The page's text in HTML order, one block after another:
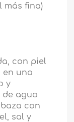
más fina)
con piel
en una
y
de agua
con
sal y